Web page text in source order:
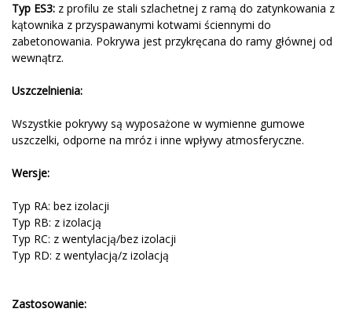
Typ ES3: z profilu ze stali szlachetnej z ramą do zatynkowania z
kątownika z przyspawanymi kotwami ściennymi do
zabetonowania. Pokrywa jest przykręcana do ramy głównej od
wewnątrz.
Uszczelnienia:
Wszystkie pokrywy są wyposażone w wymienne gumowe
uszczelki, odporne na mróz i inne wpływy atmosferyczne.
Wersje:
Typ RA: bez izolacji
Typ RB: z izolacją
Typ RC: z wentylacją/bez izolacji
Typ RD: z wentylacją/z izolacją
Zastosowanie: